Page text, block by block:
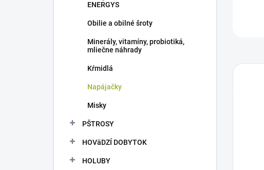
ENERGYS
Obilie a obilné šroty
Minerály, vitamíny, probiotiká,
mliečne náhrady
Kŕmidlá
Napájačky
Misky
PŠTROSY
HOVäDZÍ DOBYTOK
HOLUBY